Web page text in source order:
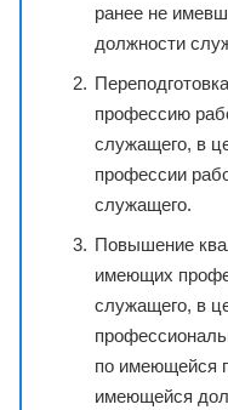
ранее не
должности
профессию
служащего, в
профессии
служащего.
Повышение
имеющих
служащего, в
по имеющейся
имеющейся